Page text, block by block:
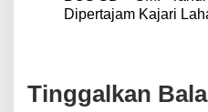
Dipertajam Kajari
Tinggalkan